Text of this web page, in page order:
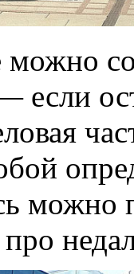
можно
если
можно